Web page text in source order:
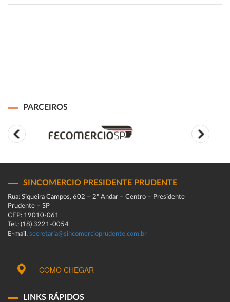
PARCEIROS
SINCOMERCIO PRESIDENTE PRUDENTE
Rua: Siqueira Campos, 602 – 2º Andar – Centro – Presidente
Prudente – SP
CEP: 19010-061
Tel.: (18) 3221-0054
E-mail: secretaria@sincomercioprudente.com.br
COMO CHEGAR
LINKS RÁPIDOS